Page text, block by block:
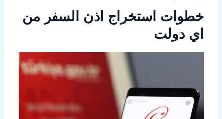
خطوات استخراج اذن السفر من
اي دولت